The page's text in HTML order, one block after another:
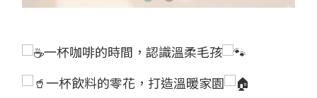
一杯咖啡的時間，認識溫柔毛孩
一杯飲料的零花，打造溫暖家園